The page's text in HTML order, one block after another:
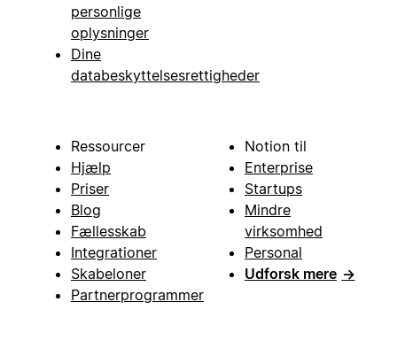
personlige
oplysninger
Dine
databeskyttelsesrettigheder
Ressourcer
Hjælp
Priser
Blog
Fællesskab
Integrationer
Skabeloner
Partnerprogrammer
Notion til
Enterprise
Startups
Mindre
virksomhed
Personal
Udforsk mere →